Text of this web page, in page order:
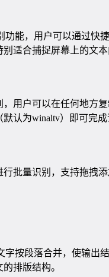
功能，用户可以通过快
适合捕捉屏幕上的文
用户可以在任何地方
认为winaltv）即可完成
批量识别，支持拖拽
字按段落合并，使输出
排版结构。